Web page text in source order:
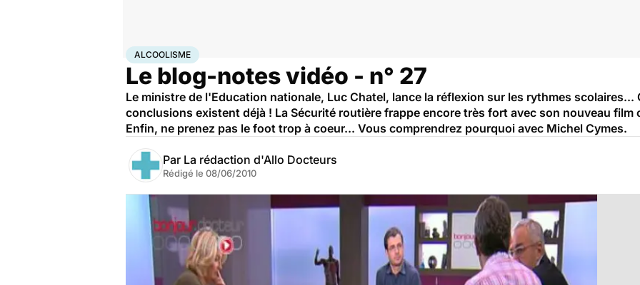
AccueilSantéMaladies
ALCOOLISME
Le blog-notes vidéo - n° 27
Le ministre de l'Education nationale, Luc Chatel, lance la réflexion sur les rythmes scolaires...
conclusions existent déjà ! La Sécurité routière frappe encore très fort avec son nouveau film
Enfin, ne prenez pas le foot trop à coeur... Vous comprendrez pourquoi avec Michel Cymes.
Par La rédaction d'Allo Docteurs
Rédigé le 08/06/2010